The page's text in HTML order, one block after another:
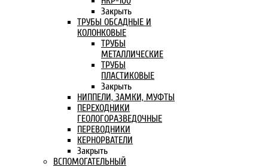
Закрыть
ТРУБЫ ОБСАДНЫЕ И
КОЛОНКОВЫЕ
ТРУБЫ
МЕТАЛЛИЧЕСКИЕ
ТРУБЫ
ПЛАСТИКОВЫЕ
Закрыть
НИППЕЛИ, ЗАМКИ, МУФТЫ
ПЕРЕХОДНИКИ
ГЕОЛОГОРАЗВЕДОЧНЫЕ
ПЕРЕВОДНИКИ
КЕРНОРВАТЕЛИ
Закрыть
ВСПОМОГАТЕЛЬНЫЙ